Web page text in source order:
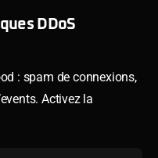
DDoS
: spam de connexions,
Activez la